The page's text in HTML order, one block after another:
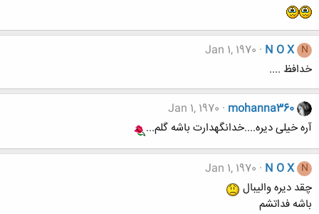
N
N O X
Jan 1, 1970
خدافظ ....
mohanna360
Jan 1, 1970
آره خیلی دیره....خدانگهدارت باشه گلم...
N
N O X
Jan 1, 1970
چقد دیره والیبال
باشه فداتشم